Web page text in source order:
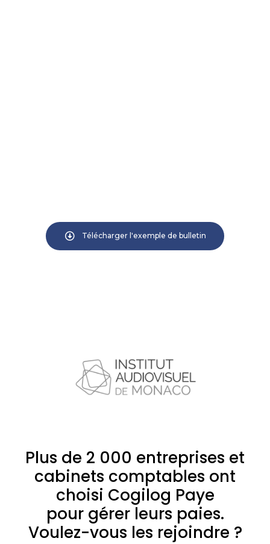
Télécharger l'exemple de bulletin
Plus de 2 000 entreprises et
cabinets comptables ont
choisi Cogilog Paye
pour gérer leurs paies.
Voulez-vous les rejoindre ?